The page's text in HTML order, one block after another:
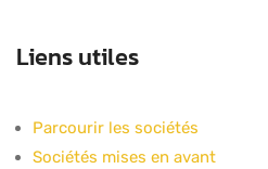
Liens utiles
Parcourir les sociétés
Sociétés mises en avant